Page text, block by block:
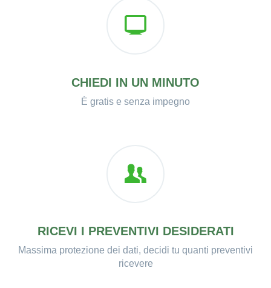
CHIEDI IN UN MINUTO
È gratis e senza impegno
RICEVI I PREVENTIVI DESIDERATI
Massima protezione dei dati, decidi tu quanti preventivi
ricevere